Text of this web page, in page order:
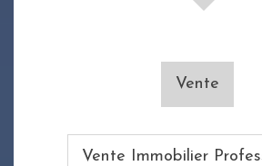
Vente
Vente Immobilier